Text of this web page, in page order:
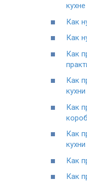
кухне
Как
Как
Как
Как
кухни
Как
короб
Как
кухни
Как
Как